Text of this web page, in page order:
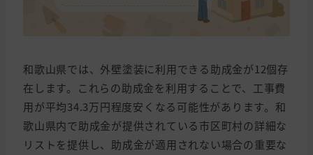
和歌山県では、外壁塗装に利用できる助成金が12個存
在します。これらの助成金を利用することで、工事費
用が平均34.3万円程度安くなる可能性があります。和
歌山県内で助成金が提供されている市区町村の詳細な
リストを提供し、助成金が適用されない場合の重要な